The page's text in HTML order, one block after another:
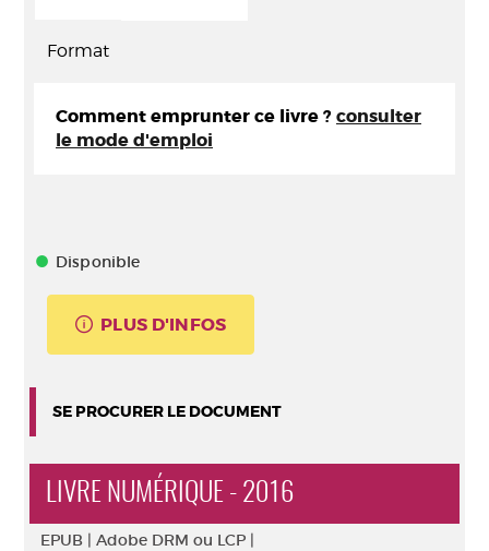
Format
Comment emprunter ce livre ? consulter
le mode d'emploi
Disponible
PLUS D'INFOS
SE PROCURER LE DOCUMENT
LIVRE NUMÉRIQUE - 2016
EPUB | Adobe DRM ou LCP |